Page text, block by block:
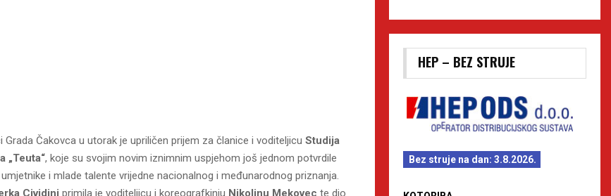
Grada Čakovca u utorak je upriličen prijem za članice i voditeljicu Studija
„Teuta“, koje su svojim novim iznimnim uspjehom još jednom potvrdile
i mlade talente vrijedne nacionalnog i međunarodnog priznanja.
Cividini primila je voditeljicu i koreografkinju Nikolinu Mekovec te dio
HEP – BEZ STRUJE
Bez struje na dan: 3.8.2026.